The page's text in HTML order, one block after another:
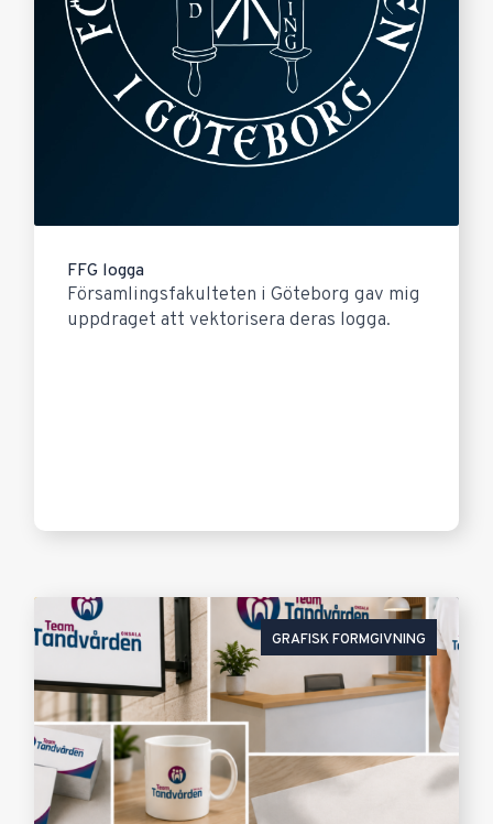
FFG logga
Församlingsfakulteten i Göteborg gav mig
uppdraget att vektorisera deras logga.
GRAFISK FORMGIVNING